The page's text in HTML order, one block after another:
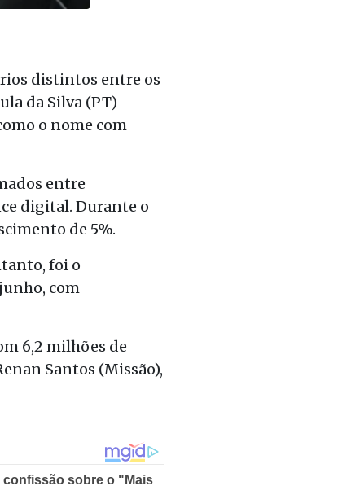
distintos entre os
da Silva (PT)
o nome com
entre
digital. Durante o
de 5%.
foi o
com
6,2 milhões de
Santos (Missão),